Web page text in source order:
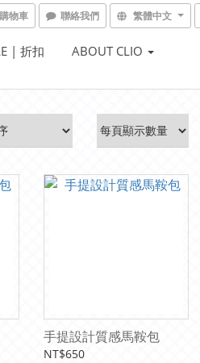
購物車 聯絡我們 繁體中文
| 折扣 ABOUT CLIO
手提設計質感馬鞍包
NT$650